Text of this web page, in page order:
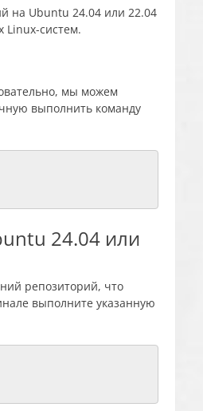
на Ubuntu 24.04 или 22.04
Linux-систем.
мы можем
выполнить команду
24.04 или
репозиторий, что
выполните указанную